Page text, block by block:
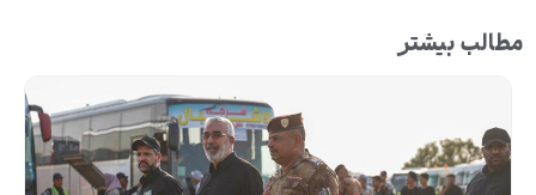
مطالب بیشتر